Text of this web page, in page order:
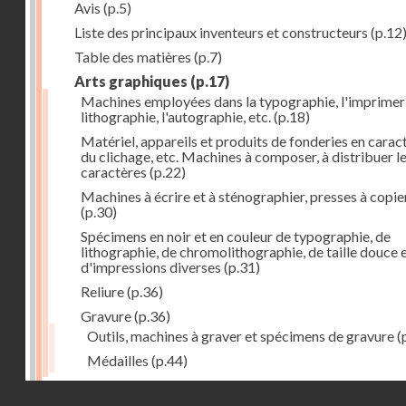
Avis (p.5)
Liste des principaux inventeurs et constructeurs (p.12)
Table des matières (p.7)
Arts graphiques (p.17)
Machines employées dans la typographie,
lithographie, l'autographie, etc. (p.18)
Matériel, appareils et produits de fonderies en
du clichage, etc. Machines à composer, à distribuer
caractères (p.22)
Machines à écrire et à sténographier, presses à
(p.30)
Spécimens en noir et en couleur de typographie, de
lithographie, de chromolithographie, de taille douce
d'impressions diverses (p.31)
Reliure(p.36)
Gravure(p.36)
Outils, machines à graver et spécimens de gravure
Médailles (p.44)